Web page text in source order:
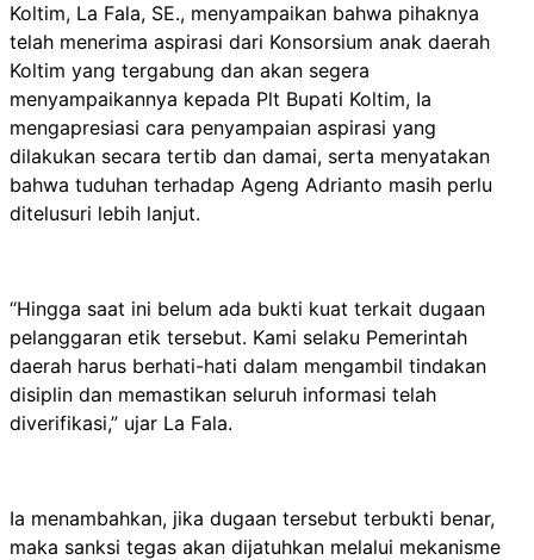
Koltim, La Fala, SE., menyampaikan bahwa pihaknya
telah menerima aspirasi dari Konsorsium anak daerah
Koltim yang tergabung dan akan segera
menyampaikannya kepada Plt Bupati Koltim, Ia
mengapresiasi cara penyampaian aspirasi yang
dilakukan secara tertib dan damai, serta menyatakan
bahwa tuduhan terhadap Ageng Adrianto masih perlu
ditelusuri lebih lanjut.
“Hingga saat ini belum ada bukti kuat terkait dugaan
pelanggaran etik tersebut. Kami selaku Pemerintah
daerah harus berhati-hati dalam mengambil tindakan
disiplin dan memastikan seluruh informasi telah
diverifikasi,” ujar La Fala.
Ia menambahkan, jika dugaan tersebut terbukti benar,
maka sanksi tegas akan dijatuhkan melalui mekanisme